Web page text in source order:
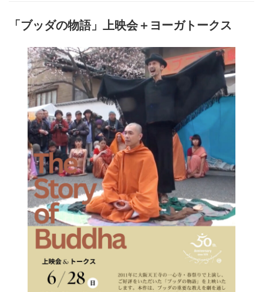
「ブッダの物語」上映会＋ヨーガトークス